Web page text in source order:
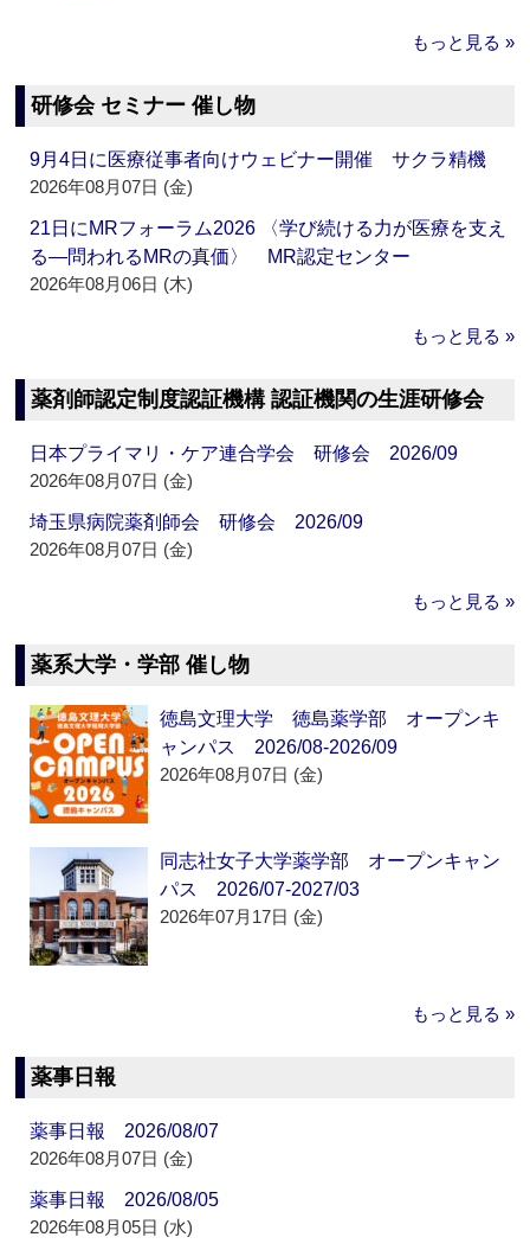
もっと見る »
研修会 セミナー 催し物
9月4日に医療従事者向けウェビナー開催 サクラ精機
2026年08月07日 (金)
21日にMRフォーラム2026 〈学び続ける力が医療を支え
る―問われるMRの真価〉 MR認定センター
2026年08月06日 (木)
もっと見る »
薬剤師認定制度認証機構 認証機関の生涯研修会
日本プライマリ・ケア連合学会 研修会 2026/09
2026年08月07日 (金)
埼玉県病院薬剤師会 研修会 2026/09
2026年08月07日 (金)
もっと見る »
薬系大学・学部 催し物
徳島文理大学 徳島薬学部 オープンキ
ャンパス 2026/08-2026/09
2026年08月07日 (金)
同志社女子大学薬学部 オープンキャン
パス 2026/07-2027/03
2026年07月17日 (金)
もっと見る »
薬事日報
薬事日報 2026/08/07
2026年08月07日 (金)
薬事日報 2026/08/05
2026年08月05日 (水)